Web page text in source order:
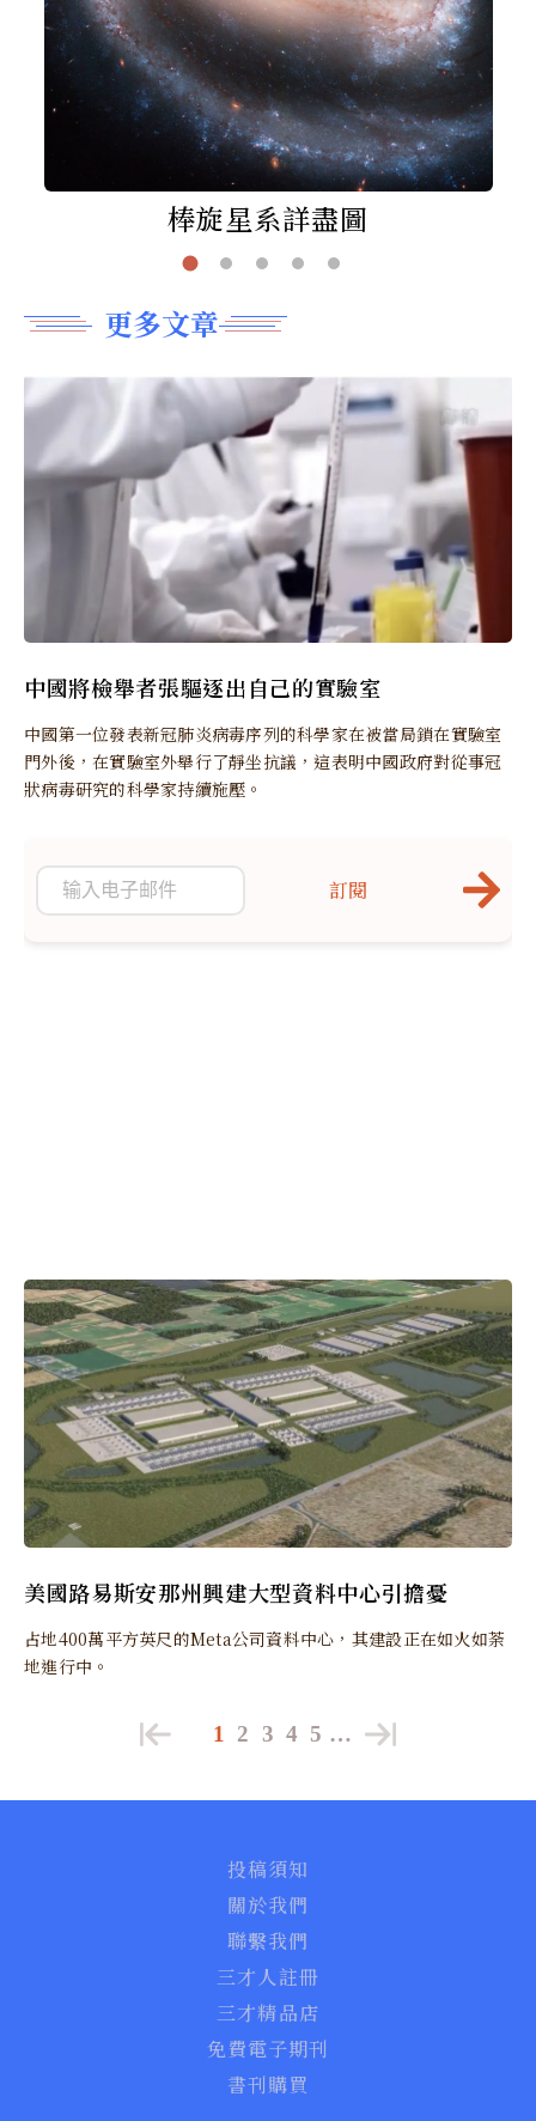
棒旋星系詳盡圖
更多文章
中國將檢舉者張驅逐出自己的實驗室
中國第一位發表新冠肺炎病毒序列的科學家在被當局鎖在實驗室
門外後，在實驗室外舉行了靜坐抗議，這表明中國政府對從事冠
狀病毒研究的科學家持續施壓。
美國路易斯安那州興建大型資料中心引擔憂
占地400萬平方英尺的Meta公司資料中心，其建設正在如火如荼
地進行中。
訂閱
1 2 3 4 5 …
投稿須知
關於我們
聯繫我們
三才人註冊
三才精品店
免費電子期刊
書刊購買